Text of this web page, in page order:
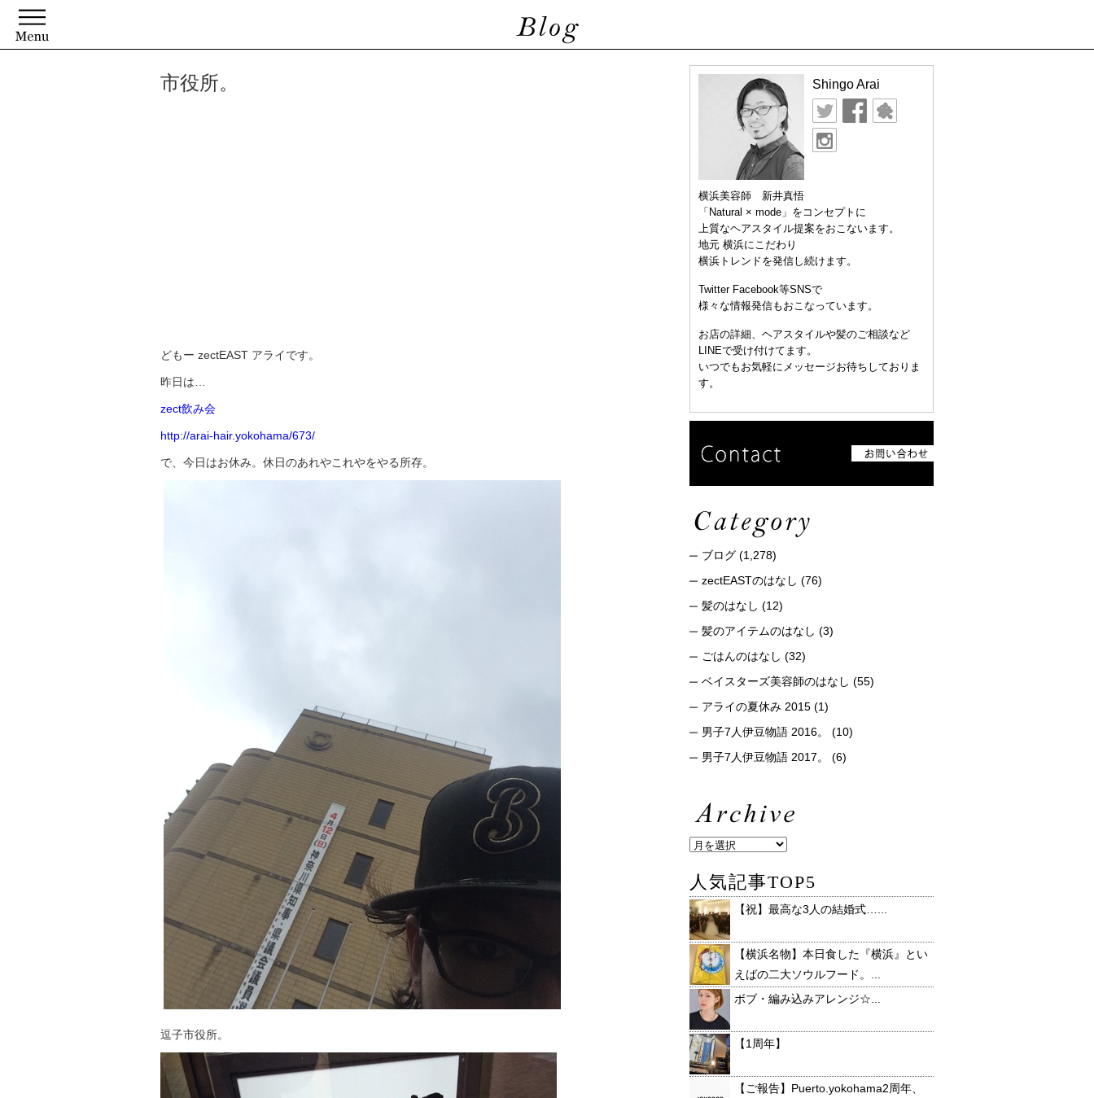
市役所。
どもー zectEAST アライです。
昨日は…
zect飲み会
http://arai-hair.yokohama/673/
で、今日はお休み。休日のあれやこれやをやる所存。
逗子市役所。
Shingo Arai
横浜美容師 新井真悟
「Natural × mode」をコンセプトに
上質なヘアスタイル提案をおこないます。
地元 横浜にこだわり
横浜トレンドを発信し続けます。
Twitter Facebook等SNSで
様々な情報発信もおこなっています。
お店の詳細、ヘアスタイルや髪のご相談など
LINEで受け付けてます。
いつでもお気軽にメッセージお待ちしておりま
す。
ブログ (1,278)
zectEASTのはなし (76)
髪のはなし (12)
髪のアイテムのはなし (3)
ごはんのはなし (32)
ベイスターズ美容師のはなし (55)
アライの夏休み 2015 (1)
男子7人伊豆物語 2016。
(10)
男子7人伊豆物語 2017。
(6)
人気記事TOP5
【祝】最高な3人の結婚式…...
【横浜名物】本日食した『横浜』とい
えばの二大ソウルフード。...
ボブ・編み込みアレンジ☆...
【1周年】
【ご報告】Puerto.yokohama2周年、